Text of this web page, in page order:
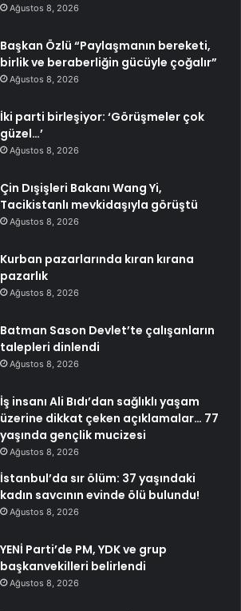
Ağustos 8, 2026
Başkan Özlü “Paylaşmanın bereketi,
birlik ve beraberliğin gücüyle çoğalır”
Ağustos 8, 2026
İki parti birleşiyor: ‘Görüşmeler çok
güzel…’
Ağustos 8, 2026
Çin Dışişleri Bakanı Wang Yi,
Tacikistanlı mevkidaşıyla görüştü
Ağustos 8, 2026
Kurban pazarlarında kıran kırana
pazarlık
Ağustos 8, 2026
Batman Sason Devlet’te çalışanların
talepleri dinlendi
Ağustos 8, 2026
İş insanı Ali Bıdı’dan sağlıklı yaşam
üzerine dikkat çeken açıklamalar… 77
yaşında gençlik mucizesi
Ağustos 8, 2026
İstanbul’da sır ölüm: 37 yaşındaki
kadın savcının evinde ölü bulundu!
Ağustos 8, 2026
YENİ Parti’de PM, YDK ve grup
başkanvekilleri belirlendi
Ağustos 8, 2026